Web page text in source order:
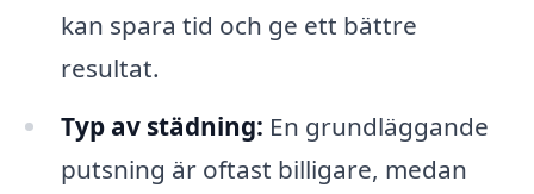
kan spara tid och ge ett bättre
resultat.
Typ av städning: En grundläggande
putsning är oftast billigare, medan